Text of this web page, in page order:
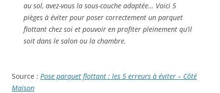
au sol, avez-vous la sous-couche adaptée… Voici 5
pièges à éviter pour poser correctement un parquet
flottant chez soi et pouvoir en profiter pleinement qu’il
soit dans le salon ou la chambre.
Source : Pose parquet flottant : les 5 erreurs à éviter – Côté
Maison